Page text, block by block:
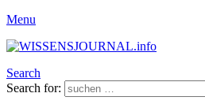
Menu
Search
Search for: